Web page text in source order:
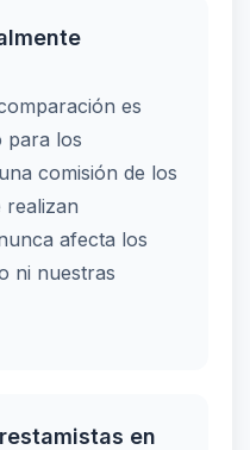
es
para los
comisión de los
realizan
afecta los
ni nuestras
en